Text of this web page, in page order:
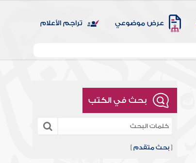
عرض موضوعي تراجم الأعلام
بحث في الكتب
[بحث متقدم ]